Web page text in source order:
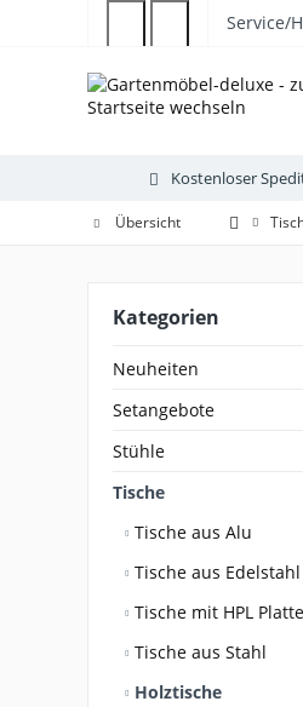
Service/
Kostenloser
Übersicht
Kategorien
Neuheiten
Setangebote
Stühle
Tische
Tische aus Alu
Tische aus Edelstahl
Tische mit HPL Platte
Tische aus Stahl
Holztische